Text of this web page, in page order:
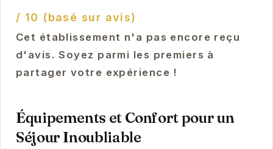
/ 10 (basé sur avis)
Cet établissement n'a pas encore reçu
d'avis. Soyez parmi les premiers à
partager votre expérience !
Équipements et Confort pour un
Séjour Inoubliable